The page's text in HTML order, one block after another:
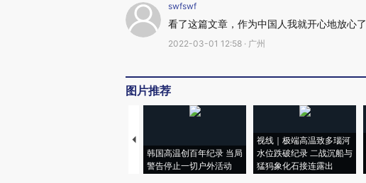
swfswf
看了这篇文章，作为中国人我就开心地放心了
2022-03-01 12:58 · 广州
图片推荐
韩国高温创百年纪录 当局
警告停止一切户外活动
视线｜极端高温致多瑙河
水位跌破纪录 二战沉船与
猛犸象化石接连露出